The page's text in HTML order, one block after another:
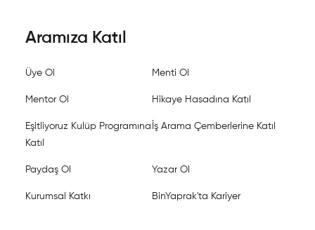
Aramıza Katıl
Üye Ol Menti Ol
Mentor Ol Hikaye Hasadına Katıl
Eşitliyoruz Kulüp Programına
Katıl
İş Arama Çemberlerine Katıl
Paydaş Ol Yazar Ol
Kurumsal Katkı BinYaprak'ta Kariyer